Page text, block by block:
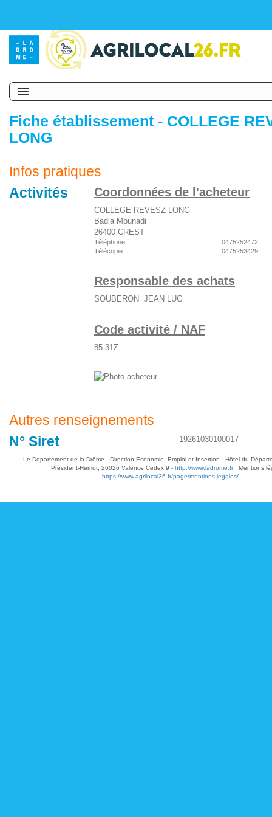
Fiche établissement - COLLEGE
LONG
Infos pratiques
Activités
Coordonnées de l'acheteur
COLLEGE REVESZ LONG
Badia Mounadi
26400 CREST
Téléphone
0475252472
Télécopie
0475253429
Responsable des achats
SOUBERON JEAN LUC
Code activité / NAF
85.31Z
Autres renseignements
N° Siret
19261030100017
Le Département de la Drôme - Direction Economie, Emploi et Insertion - Hôtel du
Président-Herriot, 26026 Valence Cedex 9 - http://www.ladrome.frMentions
https://www.agrilocal26.fr/page/mentions-legales/